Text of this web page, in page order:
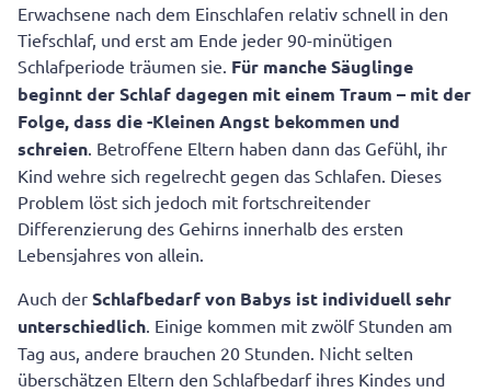
Erwachsene nach dem Einschlafen relativ schnell in den
Tiefschlaf, und erst am Ende jeder 90-minütigen
Schlafperiode träumen sie. Für manche Säuglinge
beginnt der Schlaf dagegen mit einem Traum – mit der
Folge, dass die -Kleinen Angst bekommen und
schreien. Betroffene Eltern haben dann das Gefühl, ihr
Kind wehre sich regelrecht gegen das Schlafen. Dieses
Problem löst sich jedoch mit fortschreitender
Differenzierung des Gehirns innerhalb des ersten
Lebensjahres von allein.
Auch der Schlafbedarf von Babys ist individuell sehr
unterschiedlich. Einige kommen mit zwölf Stunden am
Tag aus, andere brauchen 20 Stunden. Nicht selten
überschätzen Eltern den Schlafbedarf ihres Kindes und